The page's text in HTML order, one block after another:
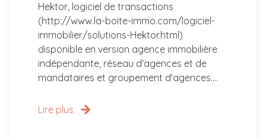
Hektor, logiciel de transactions
(http://www.la-boite-immo.com/logiciel-
immobilier/solutions-Hektor.html)
disponible en version agence immobilière
indépendante, réseau d'agences et de
mandataires et groupement d'agences....
Lire plus